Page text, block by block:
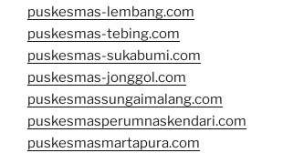
puskesmas-lembang.com
puskesmas-tebing.com
puskesmas-sukabumi.com
puskesmas-jonggol.com
puskesmassungaimalang.com
puskesmasperumnaskendari.com
puskesmasmartapura.com